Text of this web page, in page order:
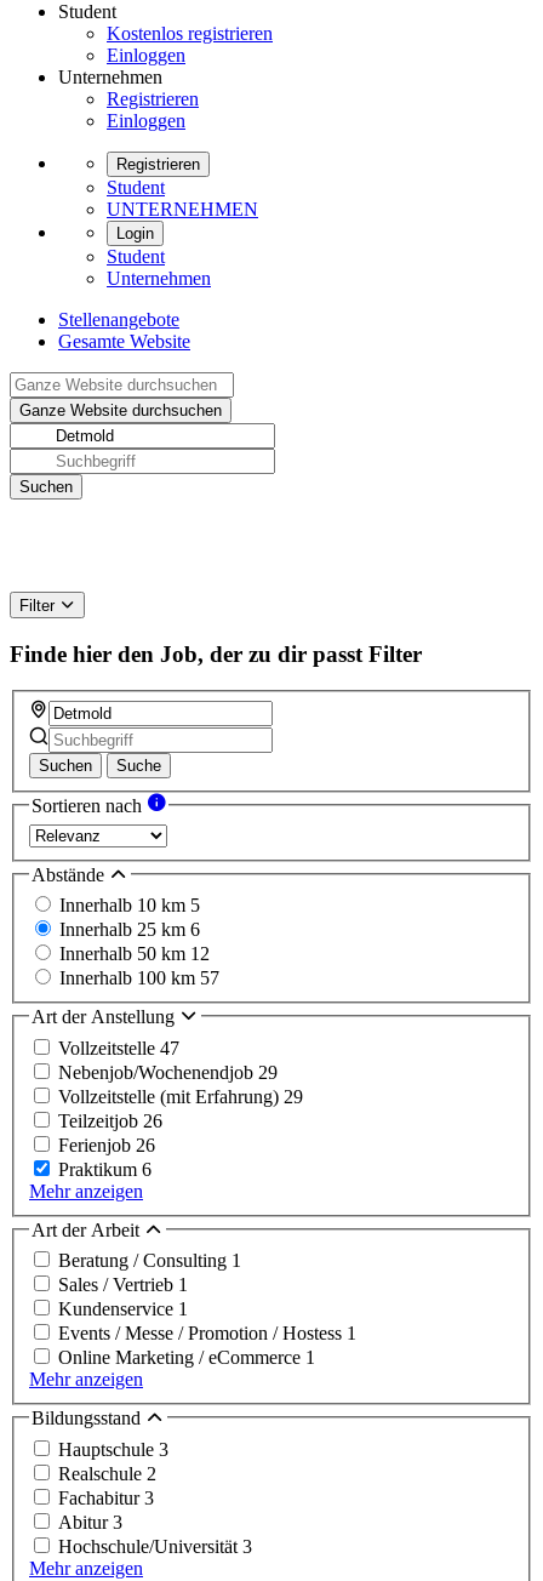
Student
Kostenlos registrieren
Einloggen
Unternehmen
Registrieren
Einloggen
Registrieren
Student
UNTERNEHMEN
Login
Student
Unternehmen
Stellenangebote
Gesamte Website
Filter
Finde hier den Job, der zu dir passt Filter
Suchen Suche
Sortieren nach
Abstände
Innerhalb 10 km 5
Innerhalb 25 km 6
Innerhalb 50 km 12
Innerhalb 100 km 57
Art der Anstellung
Vollzeitstelle 47
Nebenjob/Wochenendjob 29
Vollzeitstelle (mit Erfahrung) 29
Teilzeitjob 26
Ferienjob 26
Praktikum 6
Mehr anzeigen
Art der Arbeit
Beratung / Consulting 1
Sales / Vertrieb 1
Kundenservice 1
Events / Messe / Promotion / Hostess 1
Online Marketing / eCommerce 1
Mehr anzeigen
Bildungsstand
Hauptschule 3
Realschule 2
Fachabitur3
Abitur3
Hochschule/Universität 3
Mehr anzeigen